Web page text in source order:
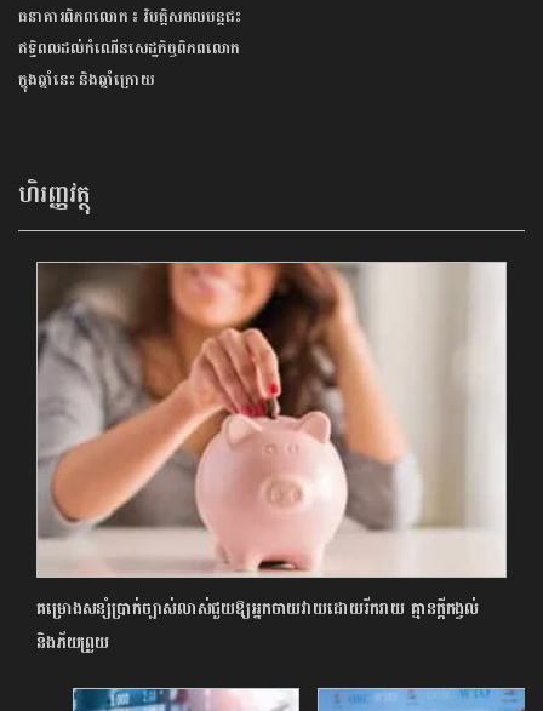
ធនាគារពិភពលោក ៖ វិបត្តិសកលបន្តជះ
ឥទ្ធិពលដល់កំណើនសេដ្ឋកិច្ចពិភពលោក
ក្នុងឆ្នាំនេះ និងឆ្នាំក្រោយ
ហិរញ្ញវត្ថុ
គម្រោងសន្សំប្រាក់ច្បាស់លាស់ជួយឱ្យអ្នកចាយវាយដោយរីករាយ គ្មានក្តីកង្វល់
និងភ័យព្រួយ